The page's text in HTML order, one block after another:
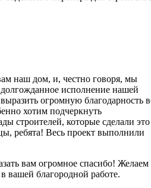
наш дом, и, честно говоря, мы
исполнение нашей
огромную благодарность
хотим подчеркнуть
строителей, которые сделали это
ребята! Весь проект выполнили
вам огромное спасибо! Желаем
вашей благородной работе.